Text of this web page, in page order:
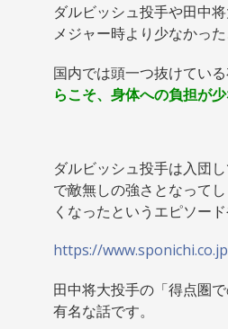
ダルビッシュ投手や田中
メジャー時より少なかっ
国内では頭一つ抜けてい
らこそ、身体への負担が
ダルビッシュ投手は入団
で敵無しの強さとなって
くなったというエピソード
https://
田中将大投手の「得点圏
有名な話です。